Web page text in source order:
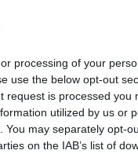
processing of your
use the below opt-out
request is processed you
utilized by us or
may separately opt-
on the IAB’s list of
piacon.
SEO
segít
E-
termékek